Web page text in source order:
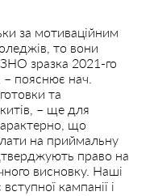
за мотиваційним
то вони
зразка 2021-го
пояснює нач.
та
– ще для
що
на приймальну
право на
висновку. Наші
кампанії і